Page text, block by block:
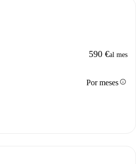
590 €al mes
Por mesesinfo